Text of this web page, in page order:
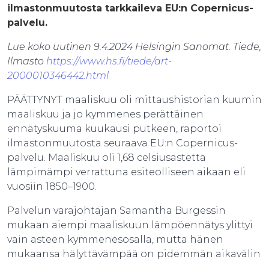
ilmastonmuutosta tarkkaileva EU:n Copernicus-
palvelu.
Lue koko uutinen 9.4.2024 Helsingin Sanomat. Tiede,
Ilmasto https://www.hs.fi/tiede/art-
2000010346442.html
PÄÄTTYNYT maaliskuu oli mittaushistorian kuumin
maaliskuu ja jo kymmenes perättäinen
ennätyskuuma kuukausi putkeen, raportoi
ilmastonmuutosta seuraava EU:n Copernicus-
palvelu. Maaliskuu oli 1,68 celsiusastetta
lämpimämpi verrattuna esiteolliseen aikaan eli
vuosiin 1850–1900.
Palvelun varajohtajan Samantha Burgessin
mukaan aiempi maaliskuun lämpöennätys ylittyi
vain asteen kymmenesosalla, mutta hänen
mukaansa hälyttävämpää on pidemmän aikavälin